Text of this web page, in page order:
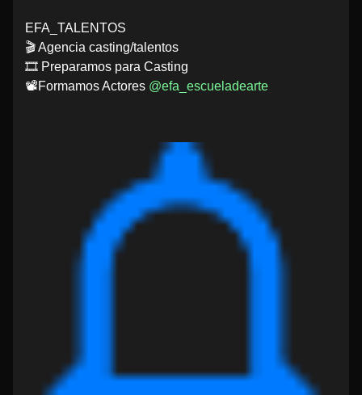
EFA_TALENTOS
🎬 Agencia casting/talentos
🎞️ Preparamos para Casting
📽️Formamos Actores @efa_escueladearte